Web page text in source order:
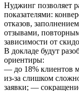
Нуджинг позволяет
показателями:
отказов,
отзывами,
зависимости от
В докладе будут
ориентиры:
— до 18% клиентов
из-за слишком
заявки; —